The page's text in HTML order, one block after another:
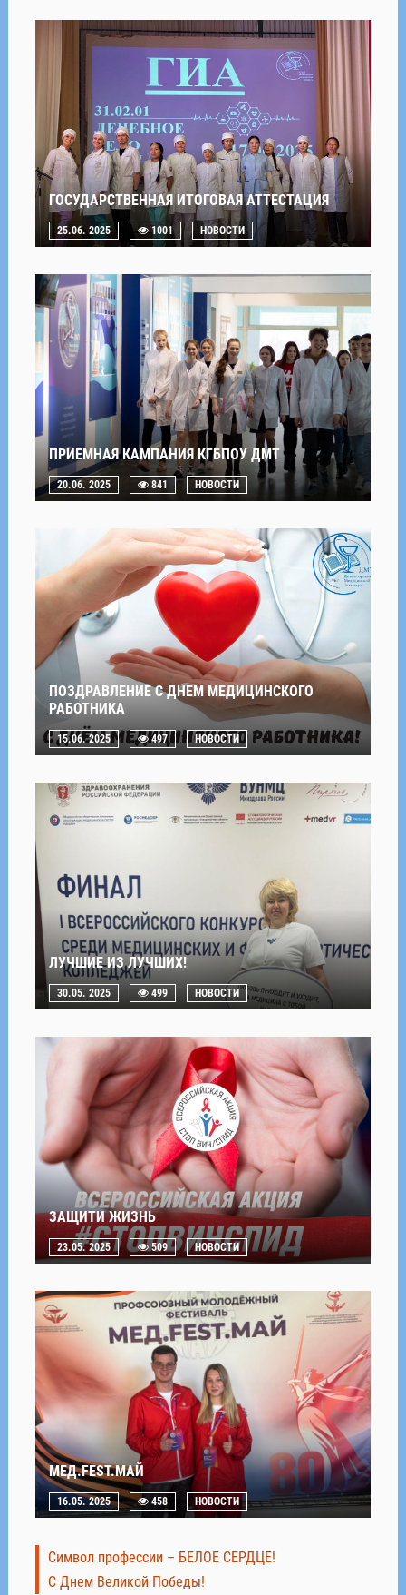
ГОСУДАРСТВЕННАЯ ИТОГОВАЯ АТТЕСТАЦИЯ
25.06. 2025 1001 НОВОСТИ
ПРИЕМНАЯ КАМПАНИЯ КГБПОУ ДМТ
20.06. 2025 841 НОВОСТИ
ПОЗДРАВЛЕНИЕ С ДНЕМ МЕДИЦИНСКОГО
РАБОТНИКА
15.06. 2025 497 НОВОСТИ
ЛУЧШИЕ ИЗ ЛУЧШИХ!
30.05. 2025 499 НОВОСТИ
ЗАЩИТИ ЖИЗНЬ
23.05. 2025 509 НОВОСТИ
МЕД.FEST.МАЙ
16.05. 2025 458 НОВОСТИ
Символ профессии – БЕЛОЕ СЕРДЦЕ!
С Днем Великой Победы!